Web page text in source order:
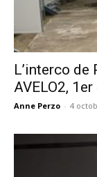
L’interco de
AVELO2,
Anne Perzo - 4